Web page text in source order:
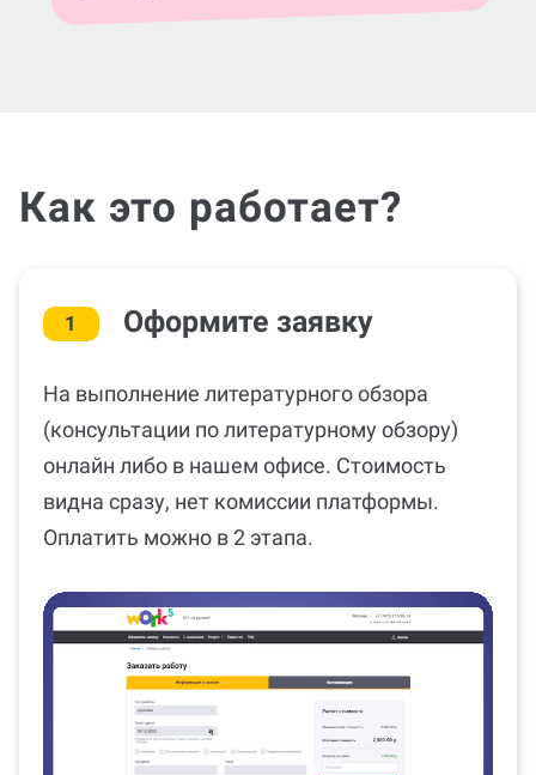
Как это работает?
1 Оформите заявку
На выполнение литературного обзора
(консультации по литературному обзору)
онлайн либо в нашем офисе. Стоимость
видна сразу, нет комиссии платформы.
Оплатить можно в 2 этапа.